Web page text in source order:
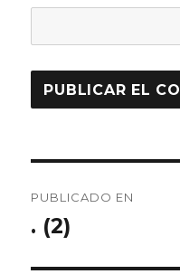
de
PUBLICADO EN
. (2)